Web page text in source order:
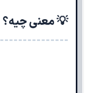
💡 معنی چیه؟